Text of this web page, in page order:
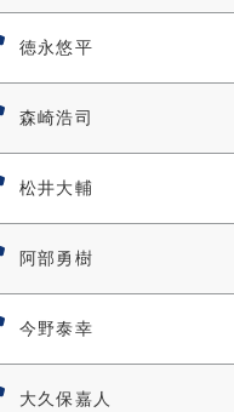
徳永悠平
森崎浩司
松井大輔
阿部勇樹
今野泰幸
大久保嘉人